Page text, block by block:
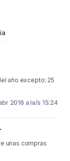
año excepto: 25
2016 a la/s 15:24
unas compras